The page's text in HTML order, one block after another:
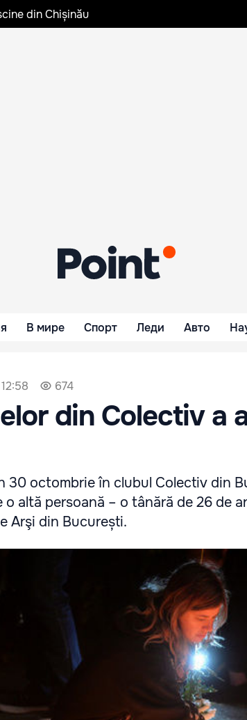
din Chișinău
В мире Спорт Леди Авто
674
din Colectiv a
30 octombrie în clubul Colectiv din
altă persoană – o tânără de 26 de
Arşi din București.